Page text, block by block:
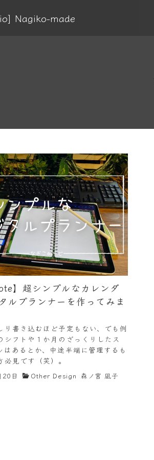
Nagiko-made
】超シンプルなカレンダ
ルプランナーを作ってみま
り書き込むほど予定もない、でも例
シフトや１か月のざっくりしたス
はあるとか、中途半端に管理するも
必見です（笑）。
日 Other Design 森ノ宮 凪子